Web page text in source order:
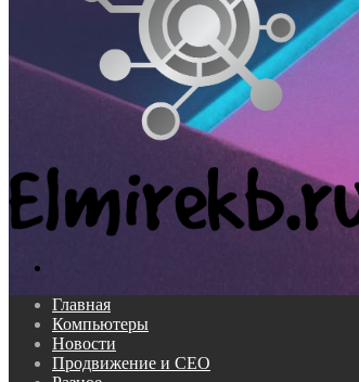
Главная
Компьютеры
Новости
Продвижение и СЕО